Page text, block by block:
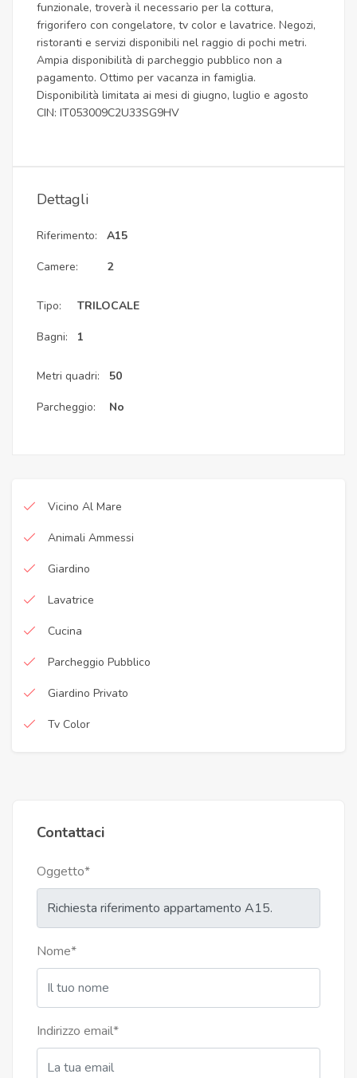
funzionale, troverà il necessario per la cottura,
frigorifero con congelatore, tv color e lavatrice. Negozi,
ristoranti e servizi disponibili nel raggio di pochi metri.
Ampia disponibilità di parcheggio pubblico non a
pagamento. Ottimo per vacanza in famiglia.
Disponibilità limitata ai mesi di giugno, luglio e agosto
CIN: IT053009C2U33SG9HV
Dettagli
Riferimento:
Camere:
A15
2
Tipo:
Bagni:
TRILOCALE
1
Metri quadri:
Parcheggio:
50
No
Vicino Al Mare
Animali Ammessi
Giardino
Lavatrice
Cucina
Parcheggio Pubblico
Giardino Privato
Tv Color
Contattaci
Oggetto*
Nome*
Indirizzo email*